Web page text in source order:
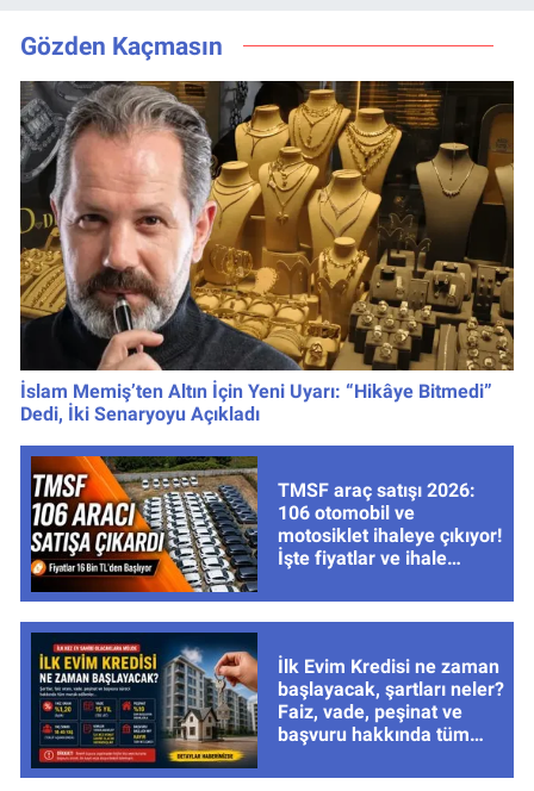
Durum
Gözden Kaçmasın
İslam Memiş’ten Altın İçin Yeni Uyarı: “Hikâye Bitmedi”
Dedi, İki Senaryoyu Açıkladı
TMSF araç satışı 2026:
106 otomobil ve
motosiklet ihaleye çıkıyor!
İşte fiyatlar ve ihale
İlk Evim Kredisi ne zaman
başlayacak, şartları neler?
Faiz, vade, peşinat ve
başvuru hakkında tüm